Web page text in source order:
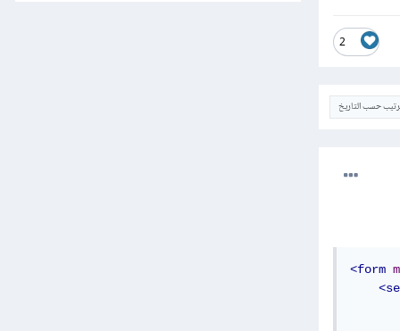
2
حسب التاريخ
<form